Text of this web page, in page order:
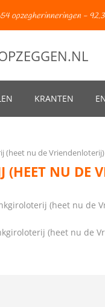
opzegherinneringen -
KRANTEN
(heet nu de Vriendenloterij)
(HEET NU DE
(heet nu de
(heet nu de